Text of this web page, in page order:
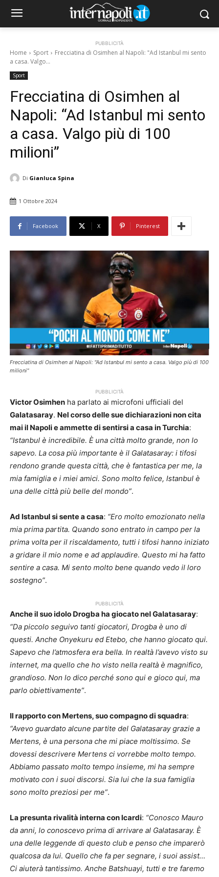
PUBBLICITÀ
Home Sport
Frecciatina di Osimhen al Napoli: "Ad Istanbul mi sento
a casa. Valgo...
Sport
Frecciatina di Osimhen al
Napoli: “Ad Istanbul mi sento
a casa. Valgo più di 100
milioni”
Di Gianluca Spina
1 Ottobre 2024
Facebook X Pinterest
Frecciatina di Osimhen al Napoli: "Ad Istanbul mi sento a casa. Valgo più di 100
milioni"
PUBBLICITÀ
Victor Osimhen ha parlato ai microfoni ufficiali del
Galatasaray. Nel corso delle sue dichiarazioni non cita
mai il Napoli e ammette di sentirsi a casa in Turchia:
“Istanbul è incredibile. È una città molto grande, non lo
sapevo. La cosa più importante è il Galatasaray: i tifosi
rendono grande questa città, che è fantastica per me, la
mia famiglia e i miei amici. Sono molto felice, Istanbul è
una delle città più belle del mondo”.
Ad Istanbul si sente a casa: “Ero molto emozionato nella
mia prima partita. Quando sono entrato in campo per la
prima volta per il riscaldamento, tutti i tifosi hanno iniziato
a gridare il mio nome e ad applaudire. Questo mi ha fatto
sentire a casa. Mi sento molto bene quando vedo il loro
sostegno”.
PUBBLICITÀ
Anche il suo idolo Drogba ha giocato nel Galatasaray:
“Da piccolo seguivo tanti giocatori, Drogba è uno di
questi. Anche Onyekuru ed Etebo, che hanno giocato qui.
Sapevo che l’atmosfera era bella. In realtà l’avevo visto su
internet, ma quello che ho visto nella realtà è magnifico,
grandioso. Non lo dico perché sono qui e gioco qui, ma
parlo obiettivamente”.
Il rapporto con Mertens, suo compagno di squadra:
“Avevo guardato alcune partite del Galatasaray grazie a
Mertens, è una persona che mi piace moltissimo. Se
dovessi descrivere Mertens ci vorrebbe molto tempo.
Abbiamo passato molto tempo insieme, mi ha sempre
motivato con i suoi discorsi. Sia lui che la sua famiglia
sono molto preziosi per me”.
La presunta rivalità interna con Icardi: “Conosco Mauro
da anni, lo conoscevo prima di arrivare al Galatasaray. È
una delle leggende di questo club e penso che imparerò
qualcosa da lui. Quello che fa per segnare, i suoi assist…
Ci aiuterà tantissimo. Anche Batshuayi, tutti e tre faremo